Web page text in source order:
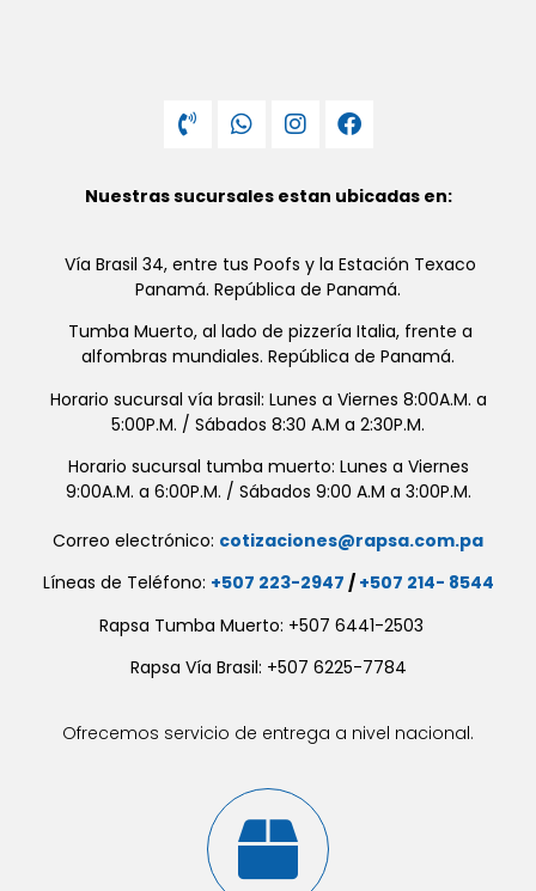
Nuestras sucursales estan ubicadas en:
Vía Brasil 34, entre tus Poofs y la Estación Texaco
Panamá. República de Panamá.
Tumba Muerto, al lado de pizzería Italia, frente a
alfombras mundiales. República de Panamá.
Horario sucursal vía brasil: Lunes a Viernes 8:00A.M. a
5:00P.M. / Sábados 8:30 A.M a 2:30P.M.
Horario sucursal tumba muerto: Lunes a Viernes
9:00A.M. a 6:00P.M. / Sábados 9:00 A.M a 3:00P.M.
Correo electrónico: cotizaciones@rapsa.com.pa
Líneas de Teléfono: +507 223-2947 / +507 214- 8544
Rapsa Tumba Muerto: +507 6441-2503
Rapsa Vía Brasil: +507 6225-7784
Ofrecemos servicio de entrega a nivel nacional.